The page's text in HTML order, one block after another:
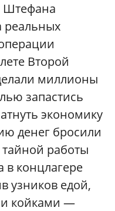
Штефана
реальных
Второй
миллионы
запастись
экономику
денег бросили
работы
в концлагере
узников едой,
койками —